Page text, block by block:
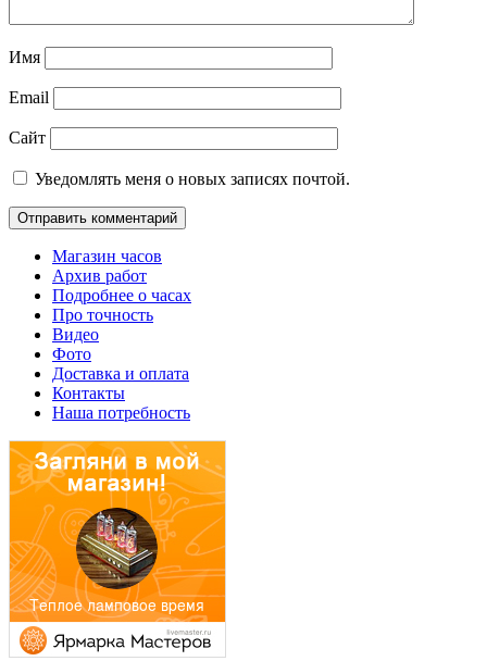
Имя
Email
Сайт
Уведомлять меня о новых записях почтой.
Магазин часов
Архив работ
Подробнее о часах
Про точность
Видео
Фото
Доставка и оплата
Контакты
Наша потребность